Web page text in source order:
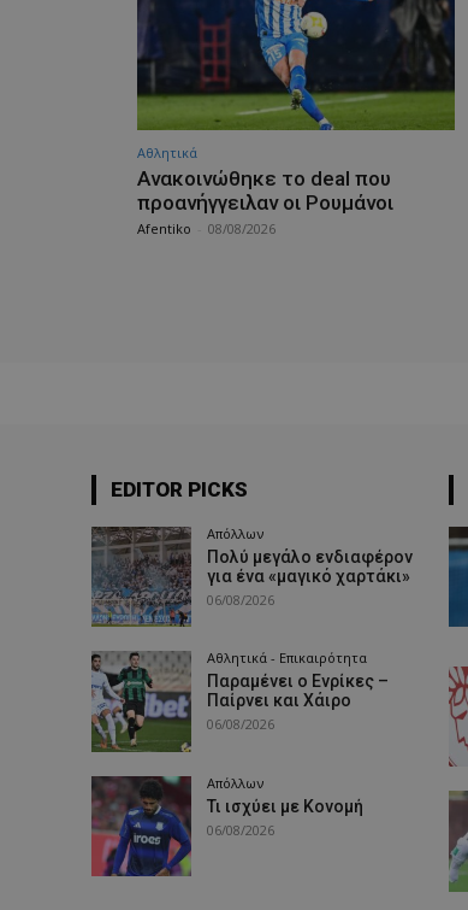
Αθλητικά
Aνακοινώθηκε το deal που
προανήγγειλαν οι Ρουμάνοι
Afentiko 08/08/2026
EDITOR PICKS
Απόλλων
Πολύ μεγάλο ενδιαφέρον
για ένα «μαγικό χαρτάκι»
06/08/2026
Αθλητικά - Επικαιρότητα
Παραμένει ο Ενρίκες –
Παίρνει και Χάιρο
06/08/2026
Απόλλων
Τι ισχύει με Κονομή
06/08/2026